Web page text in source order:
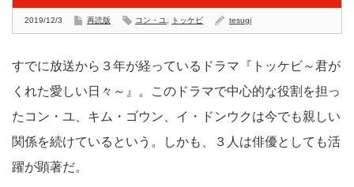
2019/12/3 再読版 コン・ユ トッケビ tesugi
すでに放送から３年が経っているドラマ『トッケビ～君が
くれた愛しい日々～』。このドラマで中心的な役割を担っ
たコン・ユ、キム・ゴウン、イ・ドンウクは今でも親しい
関係を続けているという。しかも、３人は俳優としても活
躍が顕著だ。